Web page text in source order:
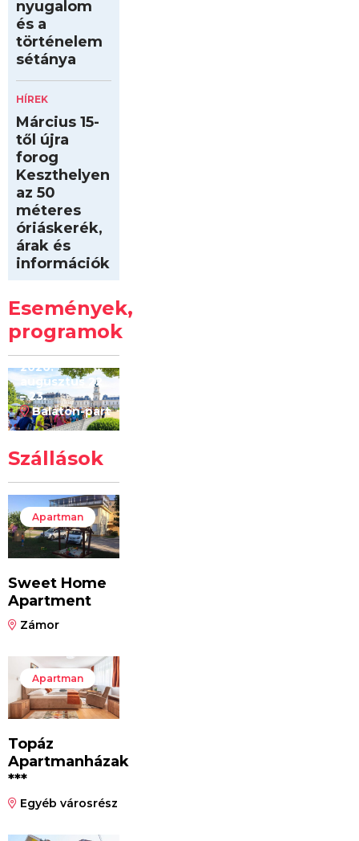
nyugalom
és a
történelem
sétánya
HÍREK
Március 15-
től újra
forog
Keszthelyen
az 50
méteres
óriáskerék,
árak és
információk
Események,
programok
Kilóméterek
2026
2026.
augusztus 22
– 23.
Balaton-part
Szállások
Apartman
Sweet Home
Apartment
Zámor
Apartman
Topáz
Apartmanházak
***
Egyéb városrész